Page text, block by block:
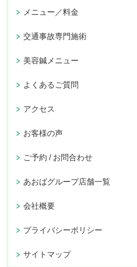
メニュー／料金
交通事故専門施術
美容鍼メニュー
よくあるご質問
アクセス
お客様の声
ご予約 / お問合わせ
あおばグループ店舗一覧
会社概要
プライバシーポリシー
サイトマップ